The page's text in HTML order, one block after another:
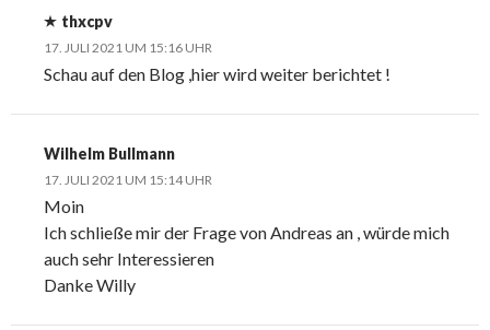
thxcpv
17. JULI 2021 UM 15:16 UHR
Schau auf den Blog ,hier wird weiter berichtet !
Wilhelm Bullmann
17. JULI 2021 UM 15:14 UHR
Moin
Ich schließe mir der Frage von Andreas an , würde mich
auch sehr Interessieren
Danke Willy